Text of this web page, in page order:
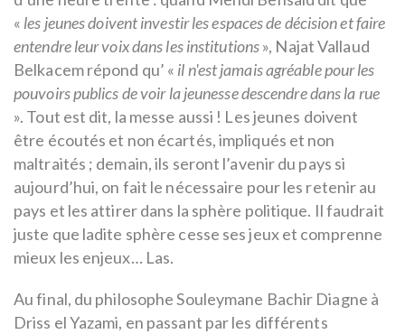
« les jeunes doivent investir les espaces de décision et faire
entendre leur voix dans les institutions», Najat Vallaud
Belkacem répond qu’ « il n'est jamais agréable pour les
pouvoirs publics de voir la jeunesse descendre dans la rue
». Tout est dit, la messe aussi ! Les jeunes doivent
être écoutés et non écartés, impliqués et non
maltraités ; demain, ils seront l’avenir du pays si
aujourd’hui, on fait le nécessaire pour les retenir au
pays et les attirer dans la sphère politique. Il faudrait
juste que ladite sphère cesse ses jeux et comprenne
mieux les enjeux… Las.
Au final, du philosophe Souleymane Bachir Diagne à
Driss el Yazami, en passant par les différents